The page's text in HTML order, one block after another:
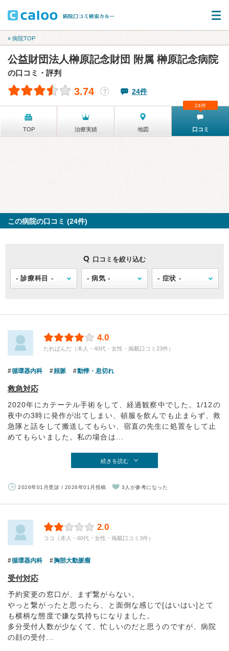
« 病院TOP
公益財団法人榊原記念財団 附属 榊原記念病院
の口コミ・評判
3.74 ？ 24件
TOP 治療実績 地図 口コミ
24件
この病院の口コミ (24件)
口コミを絞り込む
4.0
たれぱんだ（本人・40代・女性・掲載口コミ23件）
循環器内科 頻脈 動悸・息切れ
救急対応
2020年にカテーテル手術をして、経過観察中でした。1/12の
夜中の3時に発作が出てしまい、頓服を飲んでも止まらず、救
急隊と話をして搬送してもらい、宿直の先生に処置をして止
めてもらいました。私の場合は...
続きを読む
2026年01月受診 / 2026年01月投稿 3人が参考になった
2.0
ココ（本人・60代・女性・掲載口コミ3件）
循環器内科 胸部大動脈瘤
受付対応
予約変更の窓口が、まず繋がらない。
やっと繋がったと思ったら、と面倒な感じで[はいはい]とて
も横柄な態度で嫌な気持ちになりました。
多分受付人数が少なくて、忙しいのだと思うのですが、病院
の顔の受付...